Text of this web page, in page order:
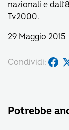
nazionali e
Tv2000.
29 Maggio 2015
Condividi:
Potrebbe